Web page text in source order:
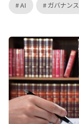
AI ガバナンス